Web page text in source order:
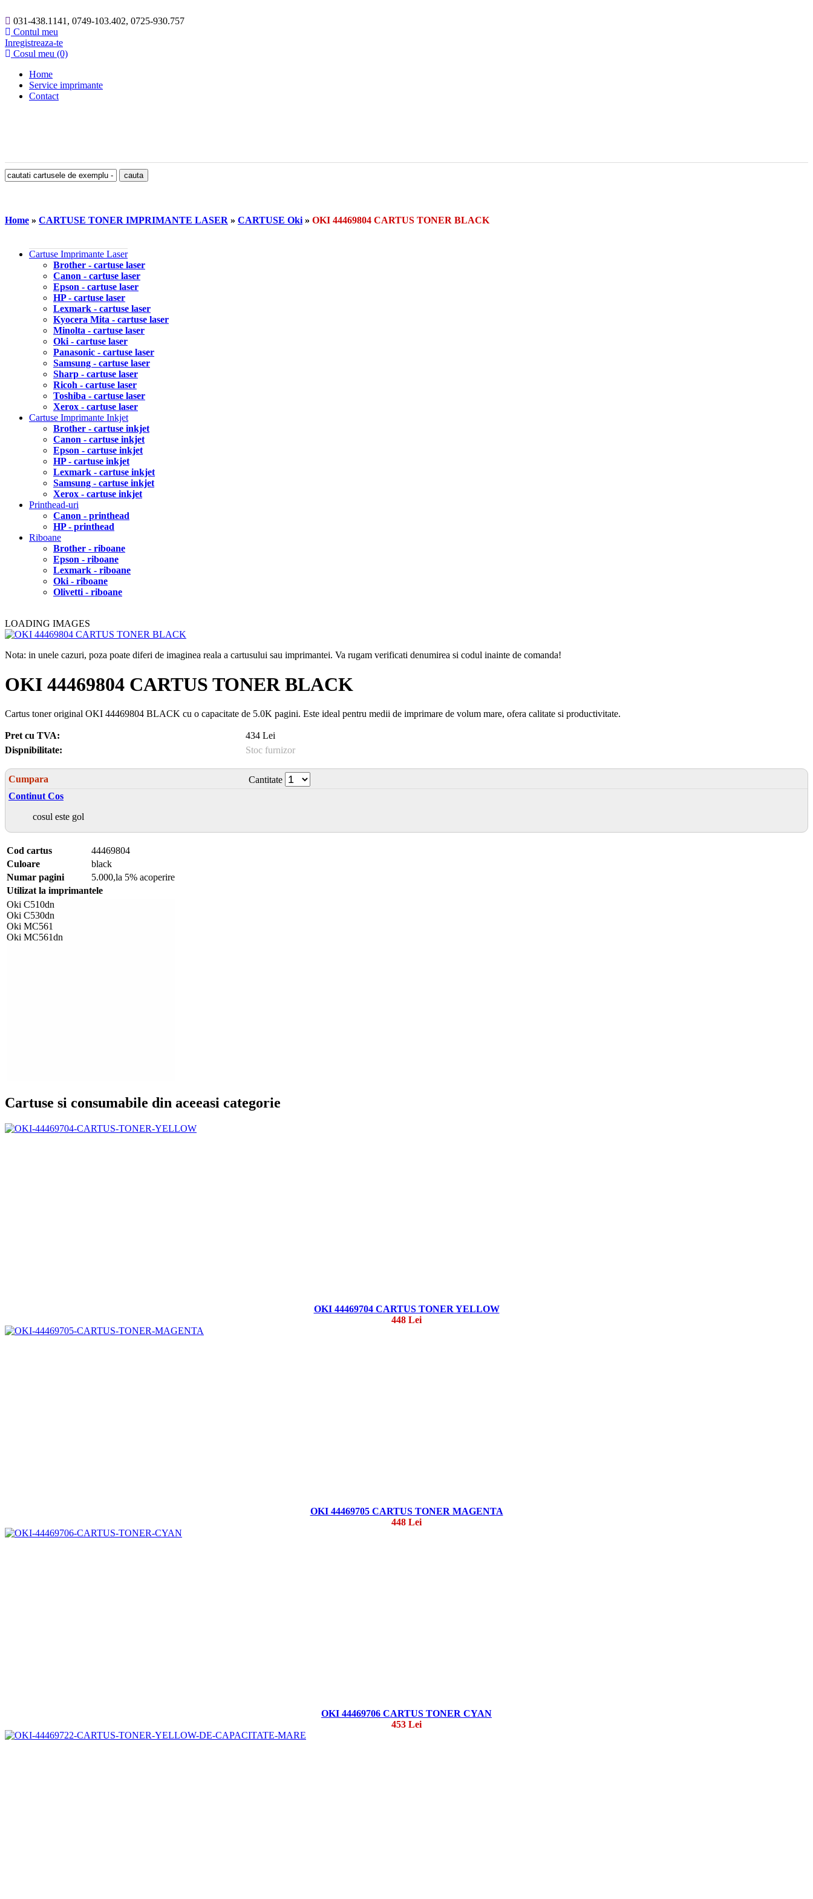
031-438.1141, 0749-103.402, 0725-930.757
Contul meu
Inregistreaza-te
Cosul meu (0)
Home
Service imprimante
Contact
Home » CARTUSE TONER IMPRIMANTE LASER » CARTUSE Oki » OKI 44469804 CARTUS TONER BLACK
Cartuse Imprimante Laser
Brother - cartuse laser
Canon - cartuse laser
Epson - cartuse laser
HP - cartuse laser
Lexmark - cartuse laser
Kyocera Mita - cartuse laser
Minolta - cartuse laser
Oki - cartuse laser
Panasonic - cartuse laser
Samsung - cartuse laser
Sharp - cartuse laser
Ricoh - cartuse laser
Toshiba - cartuse laser
Xerox - cartuse laser
Cartuse Imprimante Inkjet
Brother - cartuse inkjet
Canon - cartuse inkjet
Epson - cartuse inkjet
HP - cartuse inkjet
Lexmark - cartuse inkjet
Samsung - cartuse inkjet
Xerox - cartuse inkjet
Printhead-uri
Canon - printhead
HP - printhead
Riboane
Brother - riboane
Epson - riboane
Lexmark - riboane
Oki - riboane
Olivetti - riboane
LOADING IMAGES
Nota: in unele cazuri, poza poate diferi de imaginea reala a cartusului sau imprimantei. Va rugam verificati denumirea si codul inainte de comanda!
OKI 44469804 CARTUS TONER BLACK
Cartus toner original OKI 44469804 BLACK cu o capacitate de 5.0K pagini. Este ideal pentru medii de imprimare de volum mare, ofera calitate si productivitate.
Pret cu TVA:
434 Lei
Dispnibilitate:
Stoc furnizor
Cumpara
Cantitate
Continut Cos
cosul este gol
Cod cartus
44469804
Culoare
black
Numar pagini
5.000,la 5% acoperire
Utilizat la imprimantele
Oki C510dn
Oki C530dn
Oki MC561
Oki MC561dn
Cartuse si consumabile din aceeasi categorie
OKI 44469704 CARTUS TONER YELLOW
448 Lei
OKI 44469705 CARTUS TONER MAGENTA
448 Lei
OKI 44469706 CARTUS TONER CYAN
453 Lei